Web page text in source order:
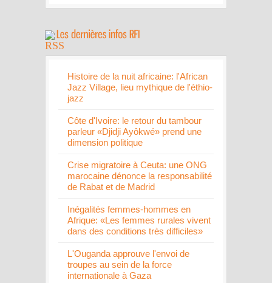
Histoire de la nuit africaine: l'African
Jazz Village, lieu mythique de l'éthio-
jazz
Côte d'Ivoire: le retour du tambour
parleur «Djidji Ayôkwé» prend une
dimension politique
Crise migratoire à Ceuta: une ONG
marocaine dénonce la responsabilité
de Rabat et de Madrid
Inégalités femmes-hommes en
Afrique: «Les femmes rurales vivent
dans des conditions très difficiles»
L'Ouganda approuve l'envoi de
troupes au sein de la force
internationale à Gaza